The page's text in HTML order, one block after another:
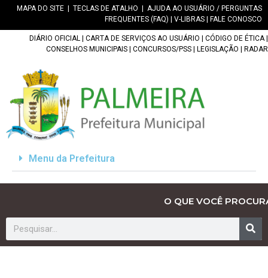
MAPA DO SITE TECLAS DE ATALHO
AJUDA AO USUÁRIO / PERGUNTAS
FREQUENTES (FAQ)
V-LIBRAS FALE CONOSCO
DIÁRIO OFICIAL CARTA DE SERVIÇOS AO USUÁRIO CÓDIGO DE ÉTICA|
CONSELHOS MUNICIPAIS
CONCURSOS/PSS LEGISLAÇÃO RADAR
Menu da Prefeitura
O QUE VOCÊ